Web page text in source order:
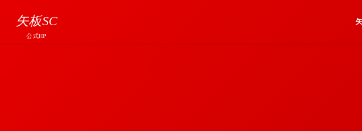
矢板SC
公式HP